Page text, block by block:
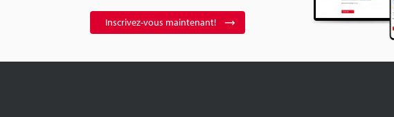
Inscrivez-vous maintenant!